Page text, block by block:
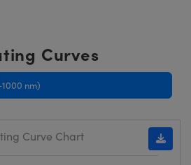
Curves
nm)
Curve Chart